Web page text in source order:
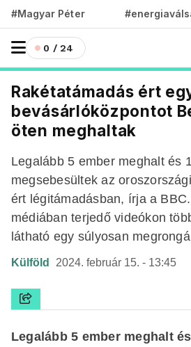
#Magyar Péter
0 / 24
Rakétatámadás ért
bevásárlóközpontot
öten meghaltak
Legalább 5 ember meghalt és
megsebesültek az
ért légitámadásban, írja a
médiában terjedő videókon
látható egy súlyosan
Külföld 2024. február 15. - 13:45
Legalább 5 ember meghalt